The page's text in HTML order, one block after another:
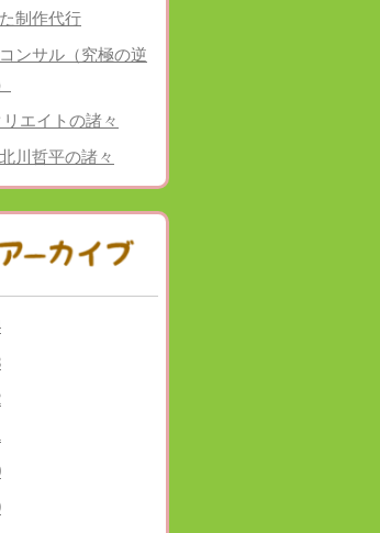
制作代行
ンサル（究極の逆
エイトの諸々
川哲平の諸々